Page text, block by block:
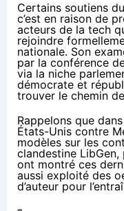
Certains soutiens
c’est en raison de
acteurs de la tech
rejoindre
nationale. Son
par la conférence
via la niche
démocrate et
trouver le chemin
Rappelons que
États-Unis contre
modèles sur les
clandestine LibGen,
ont montré ces
aussi exploité des
d’auteur pour